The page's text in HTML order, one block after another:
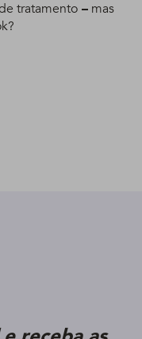
tratamento – mas